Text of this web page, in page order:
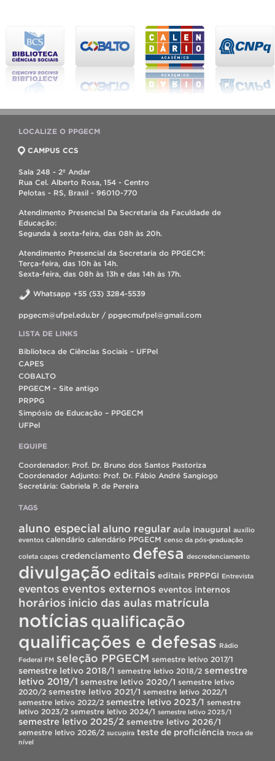
LOCALIZE O PPGECM
CAMPUS CCS
Sala 248 - 2º Andar
Rua Cel. Alberto Rosa, 154 - Centro
Pelotas - RS, Brasil - 96010-770
Atendimento Presencial Da Secretaria da Faculdade de
Educação:
Segunda à sexta-feira, das 08h às 20h.
Atendimento Presencial da Secretaria do PPGECM:
Terça-feira, das 10h às 14h.
Sexta-feira, das 08h às 13h e das 14h às 17h.
Whatsapp +55 (53) 3284-5539
ppgecm@ufpel.edu.br / ppgecmufpel@gmail.com
LISTA DE LINKS
Biblioteca de Ciências Sociais – UFPel
CAPES
COBALTO
PPGECM – Site antigo
PRPPG
Simpósio de Educação – PPGECM
UFPel
EQUIPE
Coordenador: Prof. Dr. Bruno dos Santos Pastoriza
Coordenador Adjunto: Prof. Dr. Fábio André Sangiogo
Secretária: Gabriela P. de Pereira
TAGS
aluno especial aluno regular aula inaugural auxílio
eventos calendário calendário PPGECM censo da pós-graduação
coleta capes credenciamento defesa descredenciamento
divulgação editais editais PRPPGI Entrevista
eventos eventos externos eventos internos
horários inicio das aulas matrícula
notícias qualificação
qualificações e defesas Rádio
Federal FM seleção PPGECM semestre letivo 2017/1
semestre letivo 2018/1 semestre letivo 2018/2 semestre
letivo 2019/1 semestre letivo 2020/1 semestre letivo
2020/2 semestre letivo 2021/1 semestre letivo 2022/1
semestre letivo 2022/2 semestre letivo 2023/1 semestre
letivo 2023/2 semestre letivo 2024/1 semestre letivo 2025/1
semestre letivo 2025/2 semestre letivo 2026/1
semestre letivo 2026/2 sucupira teste de proficiência troca de
nível